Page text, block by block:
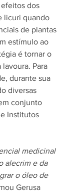
dos
licuri quando
de plantas
estímulo ao
é tornar o
Para
durante sua
diversas
conjunto
Institutos
medicinal
alecrim e da
o óleo de
Gerusa